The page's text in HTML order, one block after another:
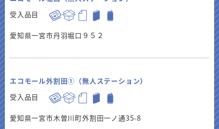
受入品目
愛知県一宮市丹羽堀口９５２
エコモール外割田①（無人ステーション）
受入品目
愛知県一宮市木曽川町外割田一ノ通35-8